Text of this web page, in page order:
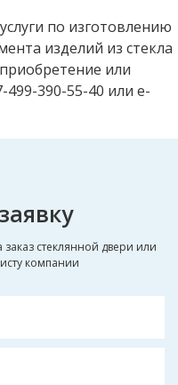
по изготовлению
изделий из стекла
или
390-55-40 или e-
стеклянной двери или
компании